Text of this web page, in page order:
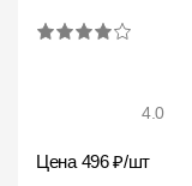
4.0
Цена 496 ₽/шт